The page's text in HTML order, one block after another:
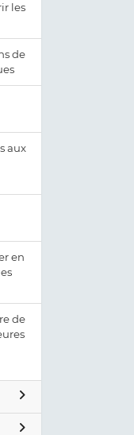
les
de
aux
en
de